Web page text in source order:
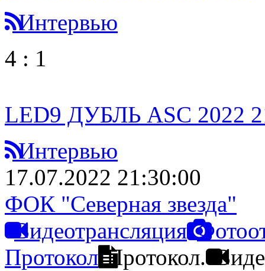
Интервью
4 : 1
LED9 ДУБЛЬ ASC 2022
Интервью
17.07.2022 21:30:00
ФОК "Северная звезда"
Видеотрансляция
Протокол Протокол.